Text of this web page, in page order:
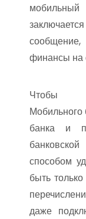
финансы на
Чтобы
Мобильного
банка и
способом
быть
даже